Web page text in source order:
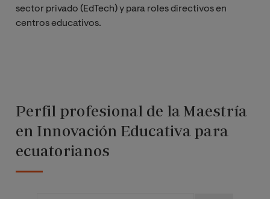
sector privado (EdTech) y para roles directivos en
centros educativos.
Perfil profesional de la Maestría
en Innovación Educativa para
ecuatorianos